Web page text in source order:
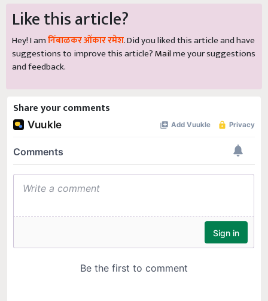
Like this article?
Hey! I amनिंबाळकर ओंकार रमेश. Did you liked this article and have
suggestions to improve this article?Mailme your suggestions
and feedback.
Share your comments